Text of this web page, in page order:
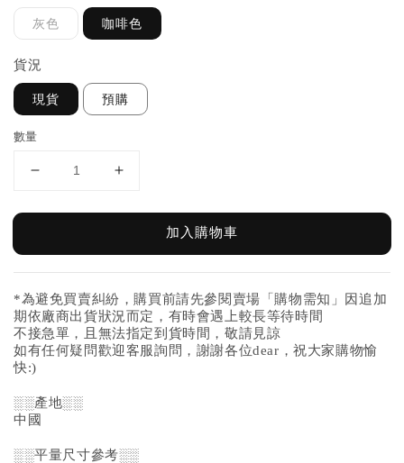
灰色 咖啡色
貨況
現貨 預購
數量
加入購物車
*為避免買賣糾紛，購買前請先參閱賣場「購物需知」因追加
期依廠商出貨狀況而定，有時會遇上較長等待時間
不接急單，且無法指定到貨時間，敬請見諒
如有任何疑問歡迎客服詢問，謝謝各位dear，祝大家購物愉
快:)
░░產地░░
中國
░░平量尺寸參考░░